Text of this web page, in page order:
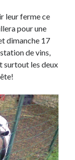
leur ferme ce
pour une
dimanche 17
de vins,
surtout les deux